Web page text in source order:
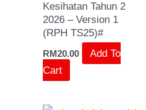
Kesihatan Tahun 2
2026 – Version 1
(RPH TS25)#
RM20.00
Add To
Cart